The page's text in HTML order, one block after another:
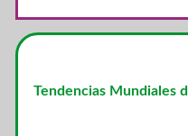
Tendencias Mundiales